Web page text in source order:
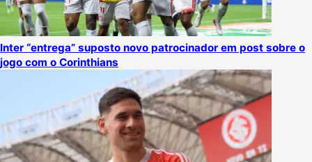
Inter “entrega” suposto novo patrocinador em post sobre o
jogo com o Corinthians